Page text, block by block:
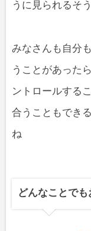
うに見られるそ
みなさんも自分
うことがあった
ントロールする
合うこともでき
ね
どんなことで